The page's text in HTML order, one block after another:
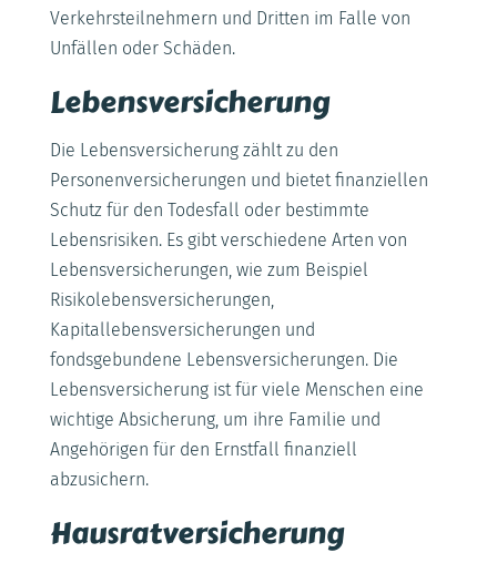
Verkehrsteilnehmern und Dritten im Falle von
Unfällen oder Schäden.
Lebensversicherung
Die Lebensversicherung zählt zu den
Personenversicherungen und bietet finanziellen
Schutz für den Todesfall oder bestimmte
Lebensrisiken. Es gibt verschiedene Arten von
Lebensversicherungen, wie zum Beispiel
Risikolebensversicherungen,
Kapitallebensversicherungen und
fondsgebundene Lebensversicherungen. Die
Lebensversicherung ist für viele Menschen eine
wichtige Absicherung, um ihre Familie und
Angehörigen für den Ernstfall finanziell
abzusichern.
Hausratversicherung